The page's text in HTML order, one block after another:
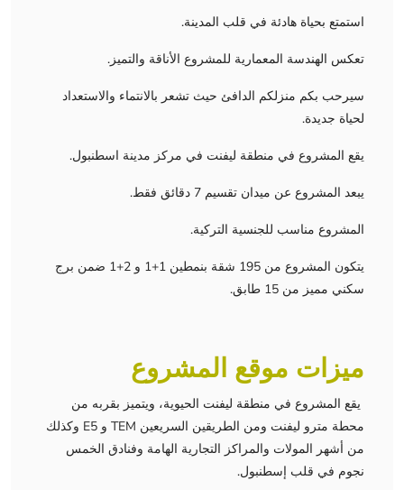
استمتع بحياة هادئة في قلب المدينة.
تعكس الهندسة المعمارية للمشروع الأناقة والتميز.
سيرحب بكم منزلكم الدافئ حيث تشعر بالانتماء والاستعداد
لحياة جديدة.
يقع المشروع في منطقة ليفنت في مركز مدينة اسطنبول.
يبعد المشروع عن ميدان تقسيم 7 دقائق فقط.
المشروع مناسب للجنسية التركية.
يتكون المشروع من 195 شقة بنمطين 1+1 و 2+1 ضمن برج
سكني مميز من 15 طابق.
ميزات موقع المشروع
يقع المشروع في منطقة ليفنت الحيوية، ويتميز بقربه من
محطة مترو ليفنت ومن الطريقين السريعين TEM و E5 وكذلك
من أشهر المولات والمراكز التجارية الهامة وفنادق الخمس
نجوم في قلب إسطنبول.